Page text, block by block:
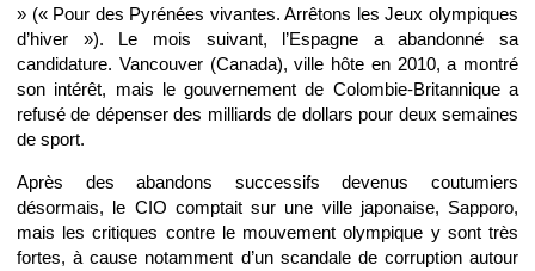
» (« Pour des Pyrénées vivantes. Arrêtons les Jeux olympiques
d’hiver »). Le mois suivant, l’Espagne a abandonné sa
candidature. Vancouver (Canada), ville hôte en 2010, a montré
son intérêt, mais le gouvernement de Colombie-Britannique a
refusé de dépenser des milliards de dollars pour deux semaines
de sport.
Après des abandons successifs devenus coutumiers
désormais, le CIO comptait sur une ville japonaise, Sapporo,
mais les critiques contre le mouvement olympique y sont très
fortes, à cause notamment d’un scandale de corruption autour